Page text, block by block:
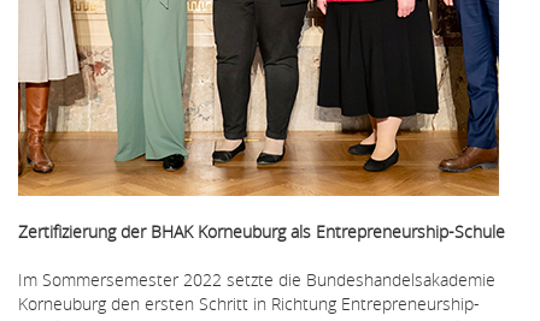
Zertifizierung der BHAK Korneuburg als Entrepreneurship-Schule
Im Sommersemester 2022 setzte die Bundeshandelsakademie
Korneuburg den ersten Schritt in Richtung Entrepreneurship-